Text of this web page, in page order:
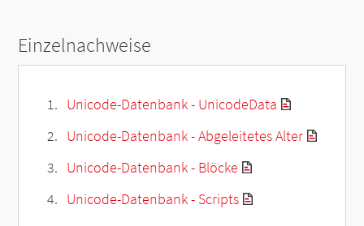
Einzelnachweise
Unicode-Datenbank - UnicodeData
Unicode-Datenbank - Abgeleitetes Alter
Unicode-Datenbank - Blöcke
Unicode-Datenbank - Scripts